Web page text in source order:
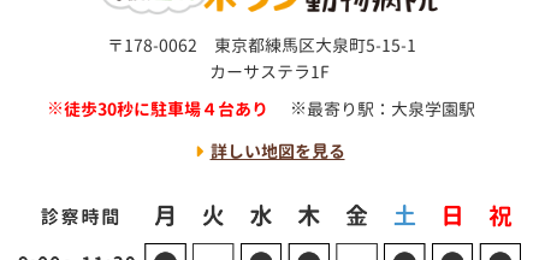
〒178-0062 東京都練馬区大泉町5-15-1
カーサステラ1F
徒歩30秒に駐車場４台あり
最寄り駅：大泉学園駅
詳しい地図を見る